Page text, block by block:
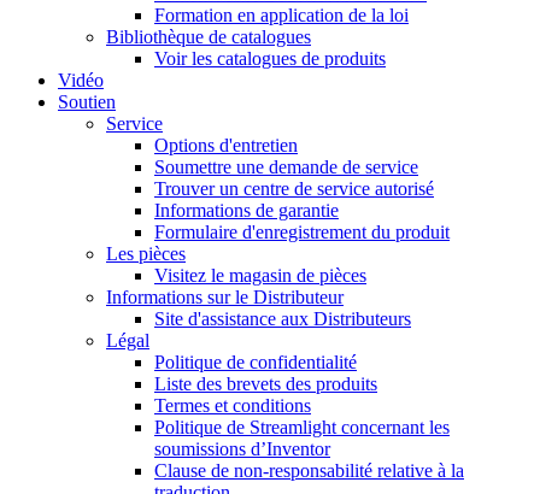
Formation en application de la loi
Bibliothèque de catalogues
Voir les catalogues de produits
Vidéo
Soutien
Service
Options d'entretien
Soumettre une demande de service
Trouver un centre de service autorisé
Informations de garantie
Formulaire d'enregistrement du produit
Les pièces
Visitez le magasin de pièces
Informations sur le Distributeur
Site d'assistance aux Distributeurs
Légal
Politique de confidentialité
Liste des brevets des produits
Termes et conditions
Politique de Streamlight concernant les
soumissions d’Inventor
Clause de non-responsabilité relative à la